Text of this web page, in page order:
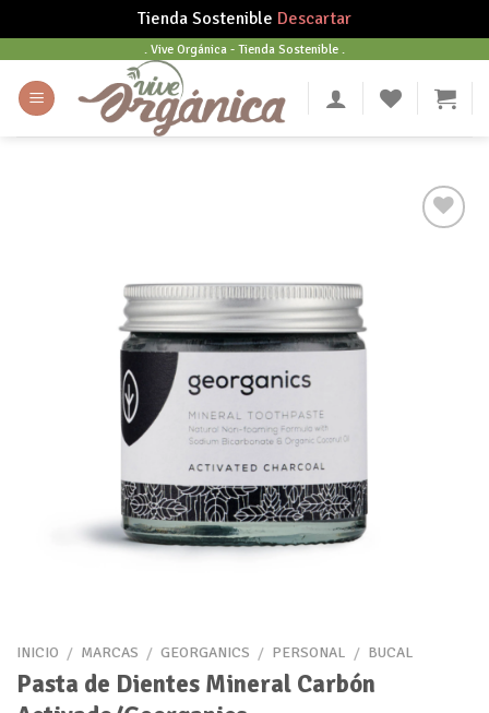
Tienda Sostenible Descartar
content
. Vive Orgánica - Tienda Sostenible .
INICIO / MARCAS / GEORGANICS / PERSONAL / BUCAL
Pasta de Dientes Mineral Carbón